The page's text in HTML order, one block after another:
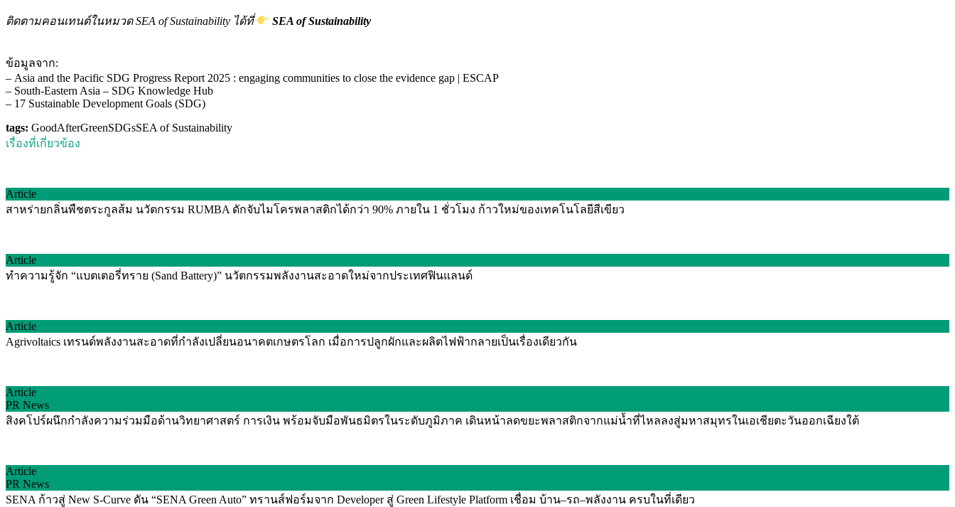
ติดตามคอนเทนต์ในหมวด SEA of Sustainability ได้ที่ SEA of Sustainability
ข้อมูลจาก:
– Asia and the Pacific SDG Progress Report 2025 : engaging communities to close the evidence gap | ESCAP
– South-Eastern Asia – SDG Knowledge Hub
– 17 Sustainable Development Goals (SDG)
tags: GoodAfterGreenSDGsSEA of Sustainability
เรื่องที่เกี่ยวข้อง
Article
สาหร่ายกลิ่นพืชตระกูลส้ม นวัตกรรม RUMBA ดักจับไมโครพลาสติกได้กว่า 90% ภายใน 1 ชั่วโมง ก้าวใหม่ของเทคโนโลยีสีเขียว
Article
ทำความรู้จัก “แบตเตอรี่ทราย (Sand Battery)” นวัตกรรมพลังงานสะอาดใหม่จากประเทศฟินแลนด์
Article
Agrivoltaics เทรนด์พลังงานสะอาดที่กำลังเปลี่ยนอนาคตเกษตรโลก เมื่อการปลูกผักและผลิตไฟฟ้ากลายเป็นเรื่องเดียวกัน
Article
PR News
สิงคโปร์ผนึกกำลังความร่วมมือด้านวิทยาศาสตร์ การเงิน พร้อมจับมือพันธมิตรในระดับภูมิภาค เดินหน้าลดขยะพลาสติกจากแม่น้ำที่ไหลลงสู่มหาสมุทรในเอเชียตะวันออกเฉียงใต้
Article
PR News
SENA ก้าวสู่ New S-Curve ดัน “SENA Green Auto” ทรานส์ฟอร์มจาก Developer สู่ Green Lifestyle Platform เชื่อม บ้าน–รถ–พลังงาน ครบในที่เดียว